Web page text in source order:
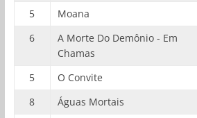
5
Moana
6
A Morte Do Demônio - Em
Chamas
5 O Convite
8
Águas Mortais